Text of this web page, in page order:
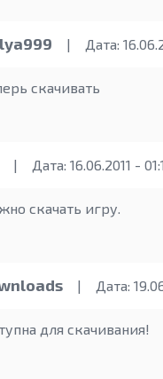
| Дата:
скачивать
| Дата: 16.06.2011 -
скачать игру.
| Дата:
для скачивания!